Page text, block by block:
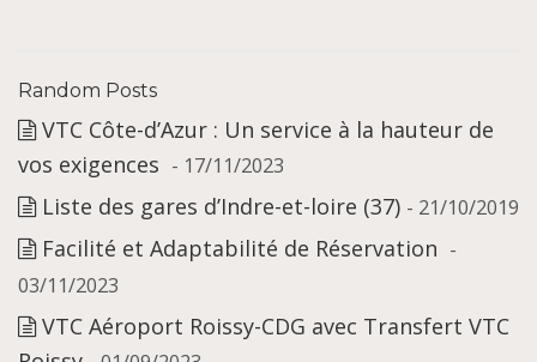
Random Posts
VTC Côte-d’Azur : Un service à la hauteur de
vos exigences - 17/11/2023
Liste des gares d’Indre-et-loire (37) - 21/10/2019
Facilité et Adaptabilité de Réservation -
03/11/2023
VTC Aéroport Roissy-CDG avec Transfert VTC